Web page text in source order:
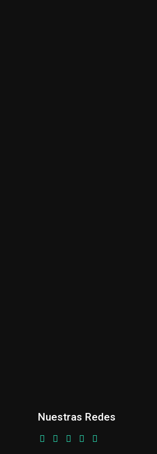
Nuestras Redes